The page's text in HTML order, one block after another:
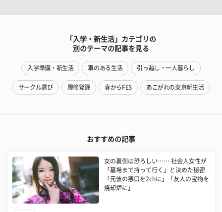
「入学・新生活」カテゴリの
別のテーマの記事を見る
入学準備・新生活 車のある生活 引っ越し・一人暮らし
サークル選び 履修登録 春からFES あこがれの東京新生活
おすすめの記事
女の裏側は恐ろしい…… 社会人女性が
「墓場まで持って行く」と決めた秘密
「元彼の悪口を2chに」「友人の宝物を
焼却炉に」